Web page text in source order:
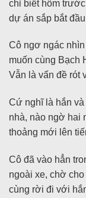
chỉ biết hôm
dự án sắp bắt
Cô ngơ ngác
muốn cùng Bạch
Vẫn là vấn đề rót
Cứ nghĩ là hắn
nhà, nào ngờ hai
thoảng mới lên
Cô đã vào hẳn
ngoài xe, chờ
cùng rời đi với